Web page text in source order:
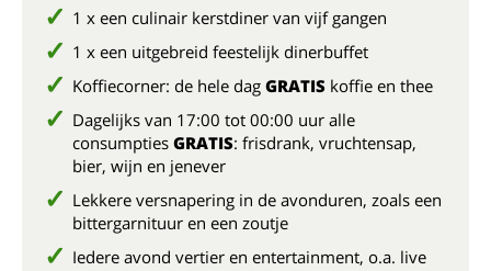
1 x een culinair kerstdiner van vijf gangen
1 x een uitgebreid feestelijk dinerbuffet
Koffiecorner: de hele dag GRATIS koffie en thee
Dagelijks van 17:00 tot 00:00 uur alle
consumpties GRATIS: frisdrank, vruchtensap,
bier, wijn en jenever
Lekkere versnapering in de avonduren, zoals een
bittergarnituur en een zoutje
Iedere avond vertier en entertainment, o.a. live